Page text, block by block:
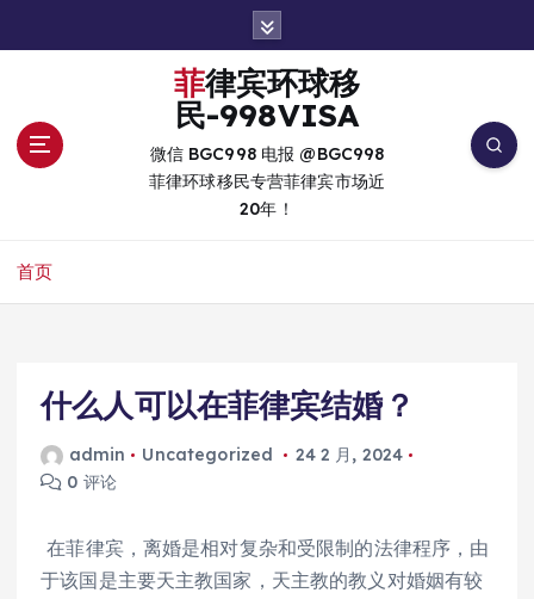
菲律宾环球移
民-998VISA
微信 BGC998 电报 @BGC998
菲律环球移民专营菲律宾市场近
20年！
首页
什么人可以在菲律宾结婚？
admin Uncategorized
24 2 月, 2024
0 评论
在菲律宾，离婚是相对复杂和受限制的法律程序，由
于该国是主要天主教国家，天主教的教义对婚姻有较